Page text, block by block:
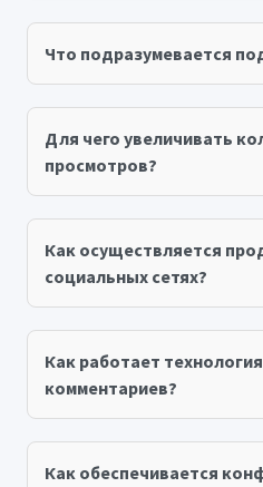
Что подразумевается
Для чего увеличивать
просмотров?
Как осуществляется
социальных сетях?
Как работает
комментариев?
Как обеспечивается